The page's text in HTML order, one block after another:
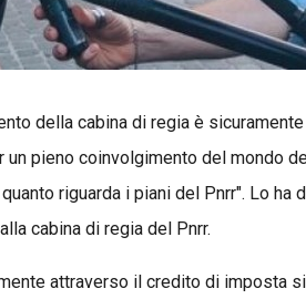
della cabina di regia è
pieno coinvolgimento del mondo
riguarda i piani del Pnrr". Lo ha
cabina di regia del Pnrr.
attraverso il credito di imposta